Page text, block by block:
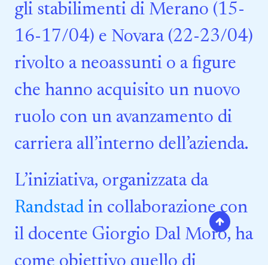
gli stabilimenti di Merano (15-
16-17/04) e Novara (22-23/04)
rivolto a neoassunti o a figure
che hanno acquisito un nuovo
ruolo con un avanzamento di
carriera all’interno dell’azienda.
L’iniziativa, organizzata da
Randstad in collaborazione con
il docente Giorgio Dal Moro, ha